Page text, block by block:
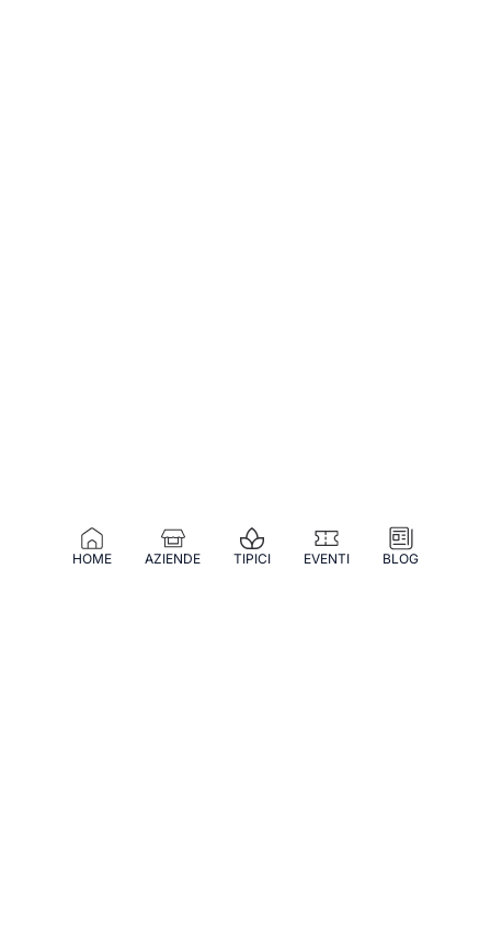
HOME AZIENDE TIPICI EVENTI BLOG